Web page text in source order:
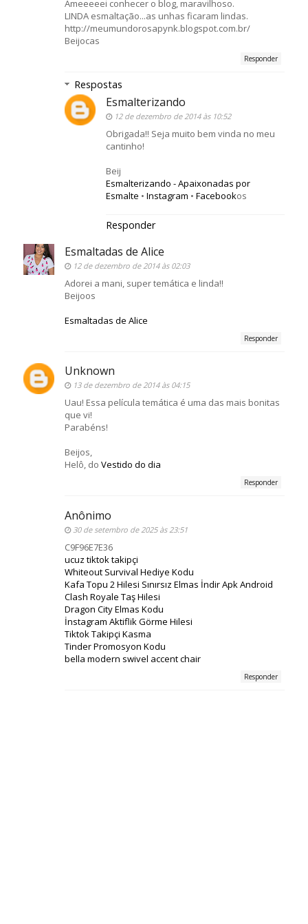
Ameeeeei conhecer o blog, maravilhoso.
LINDA esmaltação...as unhas ficaram lindas.
http://meumundorosapynk.blogspot.com.br/
Beijocas
Responder
Respostas
Esmalterizando
12 de dezembro de 2014 às 10:52
Obrigada!! Seja muito bem vinda no meu
cantinho!
Beij
Esmalterizando - Apaixonadas por
Esmalte • Instagram • Facebookos
Responder
Esmaltadas de Alice
12 de dezembro de 2014 às 02:03
Adorei a mani, super temática e linda!!
Beijoos
Esmaltadas de Alice
Responder
Unknown
13 de dezembro de 2014 às 04:15
Uau! Essa película temática é uma das mais bonitas
que vi!
Parabéns!
Beijos,
Helô, do Vestido do dia
Responder
Anônimo
30 de setembro de 2025 às 23:51
C9F96E7E36
ucuz tiktok takipçi
Whiteout Survival Hediye Kodu
Kafa Topu 2 Hilesi Sınırsız Elmas İndir Apk Android
Clash Royale Taş Hilesi
Dragon City Elmas Kodu
İnstagram Aktiflik Görme Hilesi
Tiktok Takipçi Kasma
Tinder Promosyon Kodu
bella modern swivel accent chair
Responder